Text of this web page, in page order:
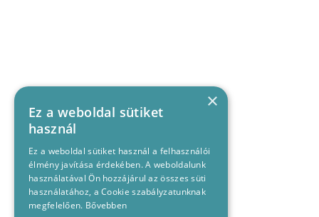
×
Ez a weboldal sütiket
használ
Ez a weboldal sütiket használ a felhasználói
élmény javítása érdekében. A weboldalunk
használatával Ön hozzájárul az összes süti
használatához, a Cookie szabályzatunknak
megfelelően. Bővebben